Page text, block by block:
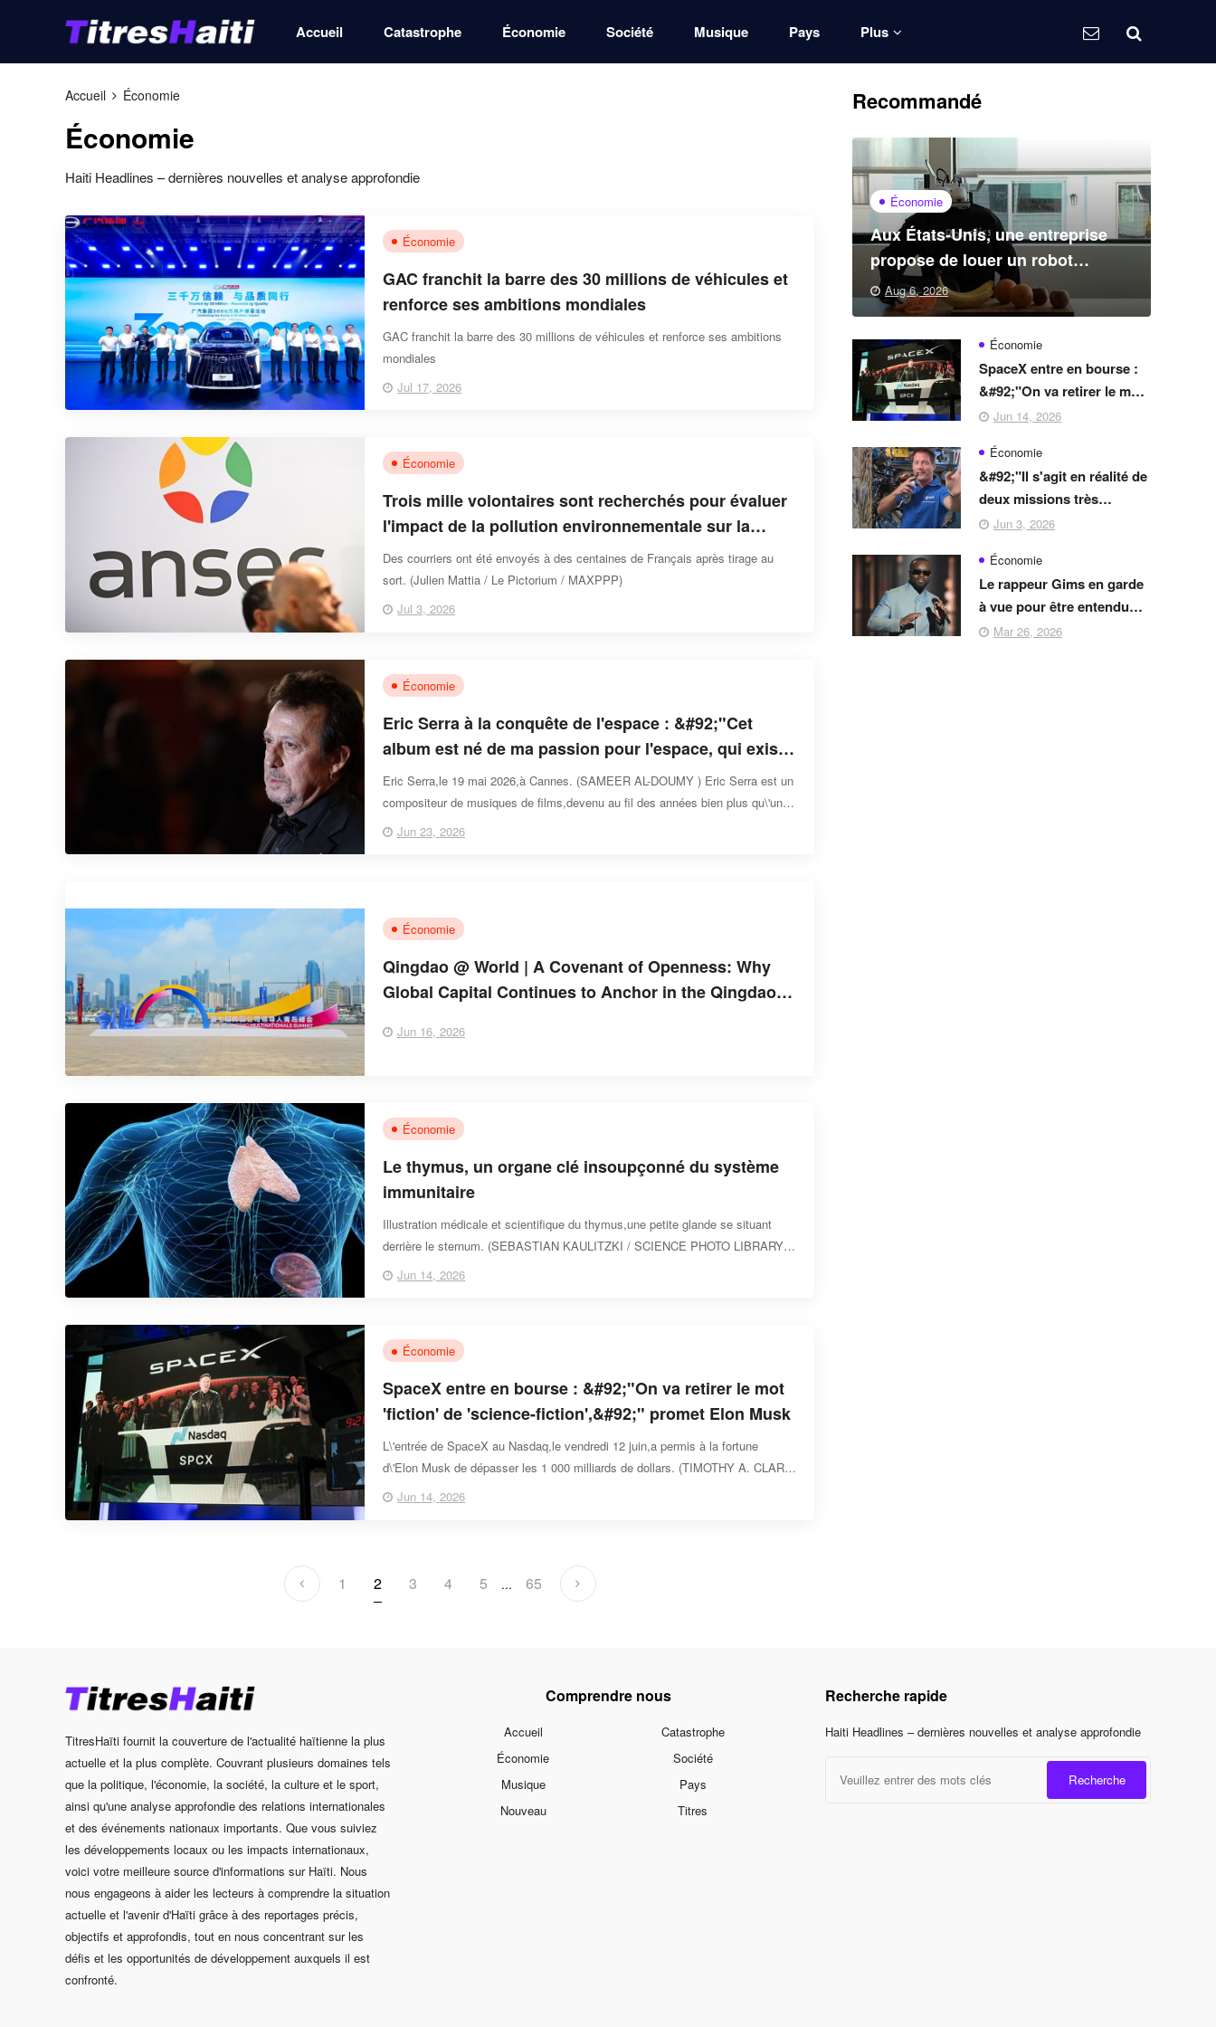
Accueil Catastrophe Économie Société Musique Pays Plus
Accueil Économie
Économie
Haiti Headlines – dernières nouvelles et analyse approfondie
Économie
GAC franchit la barre des 30 millions de véhicules et
renforce ses ambitions mondiales
GAC franchit la barre des 30 millions de véhicules et renforce ses ambitions
mondiales
Jul 17, 2026
Économie
Trois mille volontaires sont recherchés pour évaluer
l'impact de la pollution environnementale sur la
santé
Des courriers ont été envoyés à des centaines de Français après tirage au
sort. (Julien Mattia / Le Pictorium / MAXPPP)
Jul 3, 2026
Économie
Eric Serra à la conquête de l'espace : &#92;"Cet
album est né de ma passion pour l'espace, qui existe
depuis ma naissance&#92;"
Eric Serra,le 19 mai 2026,à Cannes. (SAMEER AL-DOUMY ) Eric Serra est un
compositeur de musiques de films,devenu au fil des années bien plus qu\'un
musicien,mais une présence émotionnelle dans la
Jun 23, 2026
Économie
Qingdao @ World | A Covenant of Openness: Why
Global Capital Continues to Anchor in the Qingdao
Jun 16, 2026
Économie
Le thymus, un organe clé insoupçonné du système
immunitaire
Illustration médicale et scientifique du thymus,une petite glande se situant
derrière le sternum. (SEBASTIAN KAULITZKI / SCIENCE PHOTO LIBRARY /
Getty Images)
Jun 14, 2026
Économie
SpaceX entre en bourse : &#92;"On va retirer le mot
'fiction' de 'science-fiction',&#92;" promet Elon Musk
L\'entrée de SpaceX au Nasdaq,le vendredi 12 juin,a permis à la fortune
d\'Elon Musk de dépasser les 1 000 milliards de dollars. (TIMOTHY A. CLARY
)
Jun 14, 2026
1 2 3 4 5 ... 65
Recommandé
Économie
Aux États-Unis, une entreprise
propose de louer un robot
capable de nettoyer une maison
Aug 6, 2026
Économie
SpaceX entre en bourse :
&#92;"On va retirer le mot
'fiction' de 'science-
Musk
Jun 14, 2026
Économie
&#92;"Il s'agit en réalité de
deux missions très
différentes&#92;" : ce qui
Arnaud Prost dans
l'espace en 2027
Jun 3, 2026
Économie
Le rappeur Gims en garde
à vue pour être entendu
dans une affaire de
Mar 26, 2026
TitresHaïti fournit la couverture de l'actualité haïtienne la plus
actuelle et la plus complète. Couvrant plusieurs domaines tels
que la politique, l'économie, la société, la culture et le sport,
ainsi qu'une analyse approfondie des relations internationales
et des événements nationaux importants. Que vous suiviez
les développements locaux ou les impacts internationaux,
voici votre meilleure source d'informations sur Haïti. Nous
nous engageons à aider les lecteurs à comprendre la situation
actuelle et l'avenir d'Haïti grâce à des reportages précis,
objectifs et approfondis, tout en nous concentrant sur les
défis et les opportunités de développement auxquels il est
confronté.
Comprendre nous
Accueil
Catastrophe
Économie
Société
Musique
Pays
Nouveau
Titres
Recherche rapide
Haiti Headlines – dernières nouvelles et analyse approfondie
Recherche